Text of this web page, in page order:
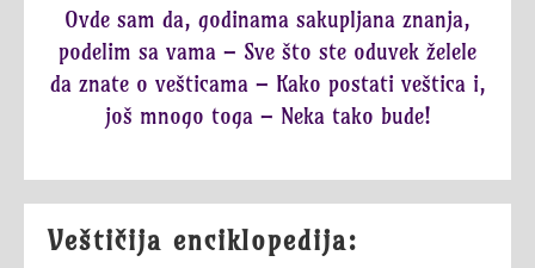
Ovde sam da, godinama sakupljana znanja,
podelim sa vama – Sve što ste oduvek želele
da znate o vešticama – Kako postati veštica i,
još mnogo toga – Neka tako bude!
Veštičija enciklopedija: